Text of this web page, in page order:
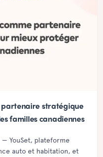
partenaire stratégique
familles canadiennes
YouSet, plateforme
auto et habitation, et